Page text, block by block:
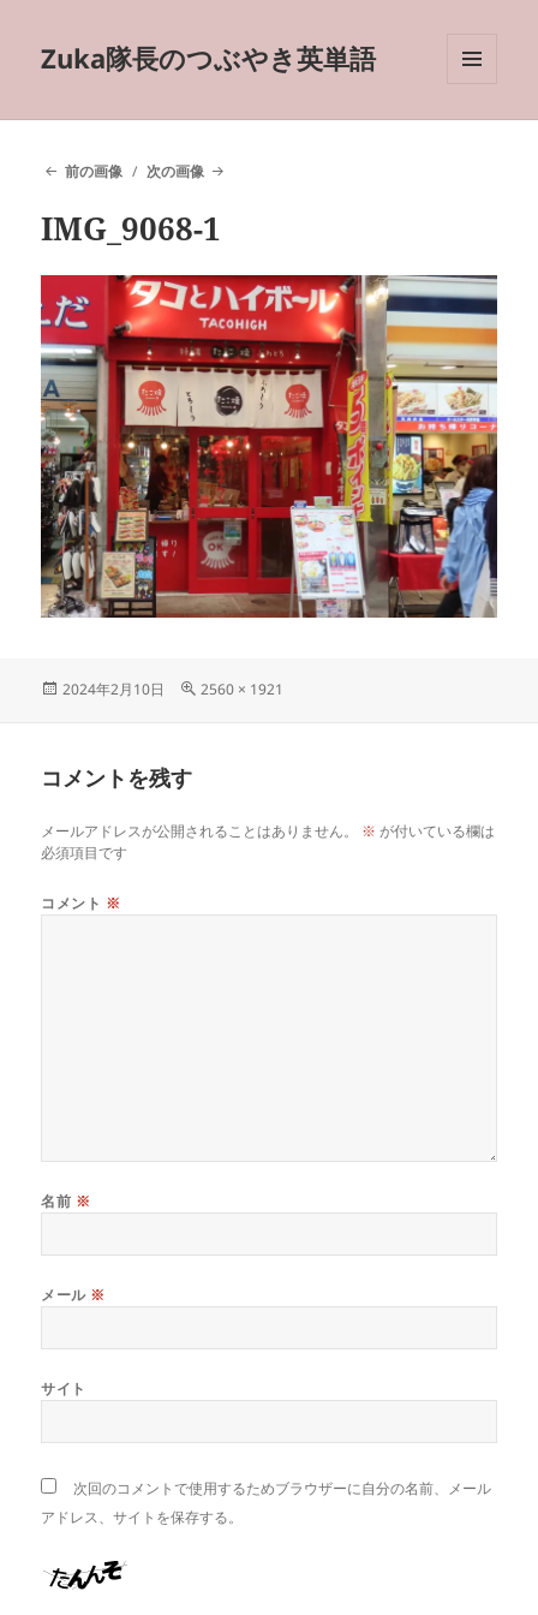
Zuka隊長のつぶやき英単語
ーとウ
前の画像 次の画像
IMG_9068-1
投
2024年2月10日
フ
2560 × 1921
コメントを残す
メールアドレスが公開されることはありません。 ※ が付いている欄は
必須項目です
コメント ※
名前 ※
メール ※
サイト
次回のコメントで使用するためブラウザーに自分の名前、メール
アドレス、サイトを保存する。